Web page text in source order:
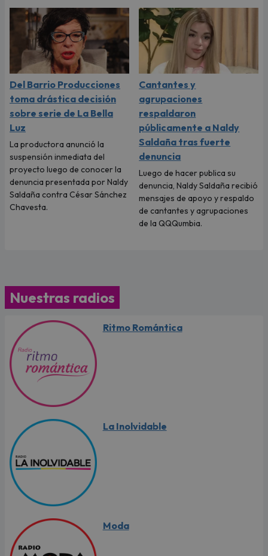
Del Barrio Producciones
toma drástica decisión
sobre serie de La Bella
Luz
La productora anunció la
suspensión inmediata del
proyecto luego de conocer la
denuncia presentada por Naldy
Saldaña contra César Sánchez
Chavesta.
Cantantes y
agrupaciones
respaldaron
públicamente a Naldy
Saldaña tras fuerte
denuncia
Luego de hacer publica su
denuncia, Naldy Saldaña recibió
mensajes de apoyo y respaldo
de cantantes y agrupaciones
de la QQQumbia.
Nuestras radios
Ritmo Romántica
La Inolvidable
Moda